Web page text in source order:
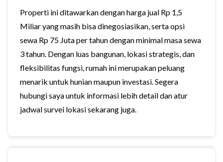
Properti ini ditawarkan dengan harga jual Rp 1,5
Miliar yang masih bisa dinegosiasikan, serta opsi
sewa Rp 75 Juta per tahun dengan minimal masa sewa
3 tahun. Dengan luas bangunan, lokasi strategis, dan
fleksibilitas fungsi, rumah ini merupakan peluang
menarik untuk hunian maupun investasi. Segera
hubungi saya untuk informasi lebih detail dan atur
jadwal survei lokasi sekarang juga.